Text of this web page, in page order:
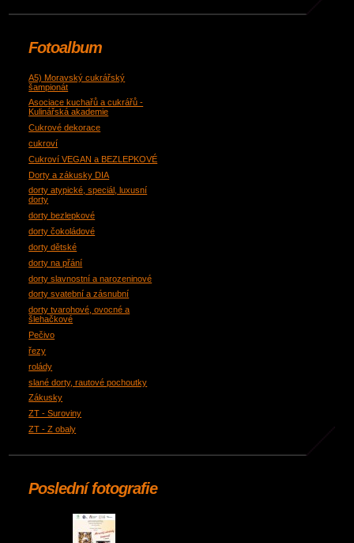
Fotoalbum
A5) Moravský cukrářský
šampionát
Asociace kuchařů a cukrářů -
Kulinářská akademie
Cukrové dekorace
cukroví
Cukroví VEGAN a BEZLEPKOVÉ
Dorty a zákusky DIA
dorty atypické, speciál, luxusní
dorty
dorty bezlepkové
dorty čokoládové
dorty dětské
dorty na přání
dorty slavnostní a narozeninové
dorty svatební a zásnubní
dorty tvarohové, ovocné a
šlehačkové
Pečivo
řezy
rolády
slané dorty, rautové pochoutky
Zákusky
ZT - Suroviny
ZT - Z obaly
Poslední fotografie